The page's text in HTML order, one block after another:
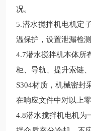
况。
5.潜水搅拌机电机定
温保护，设置泄漏检
4.7潜水搅拌机本体所
柜、导轨、提升索链
S304材质，机械密封
在响应文件中对以上
4.8潜水搅拌机电机为